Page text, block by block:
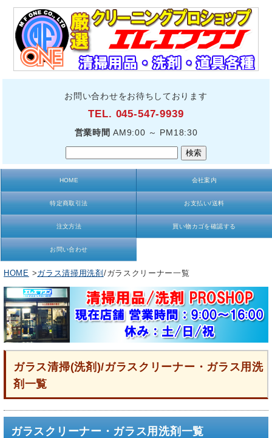
お問い合わせをお待ちしております
TEL. 045-547-9939
営業時間 AM9:00 ～ PM18:30
HOME 会社案内
特定商取引法 お支払い/送料
注文方法 買い物カゴを確認する
お問い合わせ
HOME >ガラス清掃用洗剤 /ガラスクリーナー一覧
ガラス清掃(洗剤)/ガラスクリーナー・ガラス用洗
剤一覧
ガラスクリーナー・ガラス用洗剤一覧